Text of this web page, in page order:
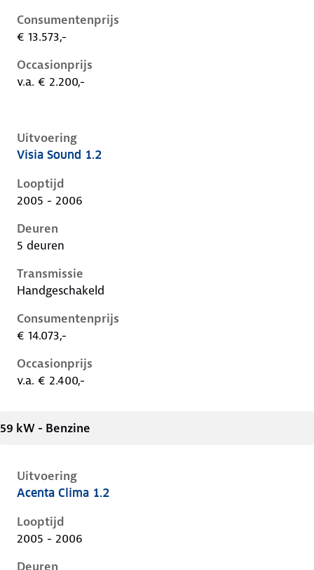
Consumentenprijs
€ 13.573,-
Occasionprijs
v.a. € 2.200,-
Uitvoering
Nissan Micra iii-k12-1e-facelift, 1.2, 48 kW, Benzine,
Visia Sound 1.2
Looptijd
2005 - 2006
Deuren
5 deuren
Transmissie
Handgeschakeld
Consumentenprijs
€ 14.073,-
Occasionprijs
v.a. € 2.400,-
59 kW - Benzine
Uitvoering
Nissan Micra iii-k12-1e-facelift, 1.2, 59 kW, Benzine,
Acenta Clima 1.2
Looptijd
2005 - 2006
Deuren